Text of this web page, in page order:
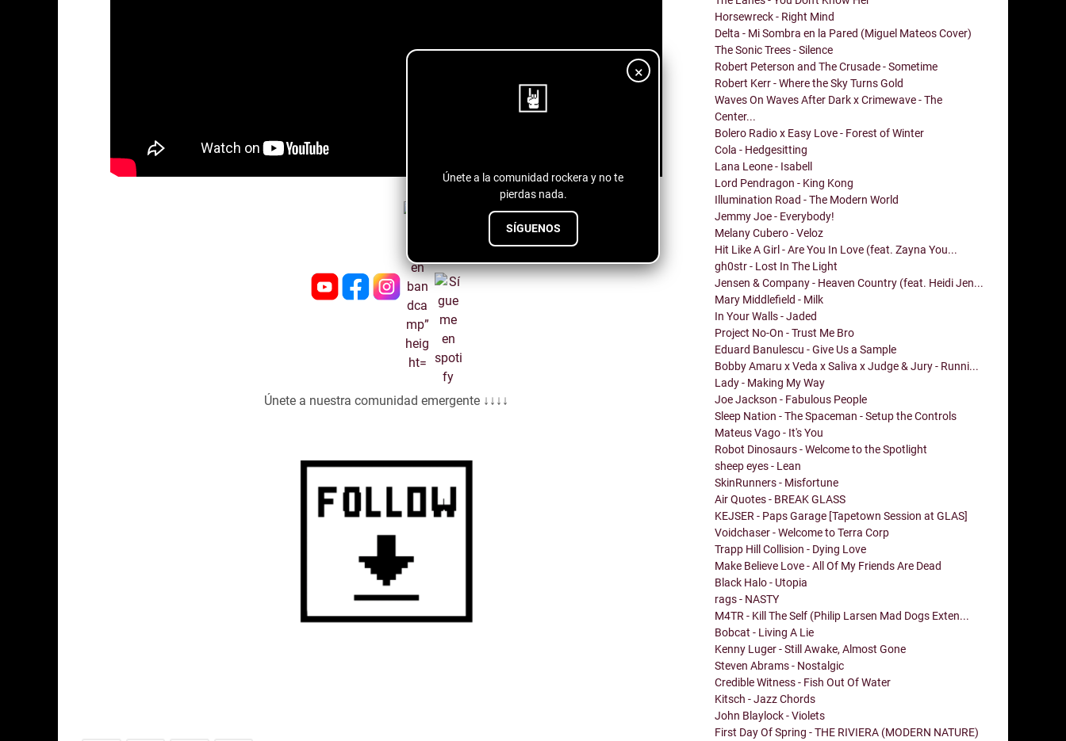
×
Únete a la comunidad rockera y no te
pierdas nada.
SÍGUENOS
Únete a nuestra comunidad emergente ↓↓↓↓
Horsewreck - Right Mind
Delta - Mi Sombra en la Pared (Miguel Mateos Cover)
The Sonic Trees - Silence
Robert Peterson and The Crusade - Sometime
Robert Kerr - Where the Sky Turns Gold
Waves On Waves After Dark x Crimewave - The
Center...
Bolero Radio x Easy Love - Forest of Winter
Cola - Hedgesitting
Lana Leone - Isabell
Lord Pendragon - King Kong
Illumination Road - The Modern World
Jemmy Joe - Everybody!
Melany Cubero - Veloz
Hit Like A Girl - Are You In Love (feat. Zayna You...
gh0str - Lost In The Light
Jensen & Company - Heaven Country (feat. Heidi Jen...
Mary Middlefield - Milk
In Your Walls - Jaded
Project No-On - Trust Me Bro
Eduard Banulescu - Give Us a Sample
Bobby Amaru x Veda x Saliva x Judge & Jury - Runni...
Lady - Making My Way
Joe Jackson - Fabulous People
Sleep Nation - The Spaceman - Setup the Controls
Mateus Vago - It's You
Robot Dinosaurs - Welcome to the Spotlight
sheep eyes - Lean
SkinRunners - Misfortune
Air Quotes - BREAK GLASS
KEJSER - Paps Garage [Tapetown Session at GLAS]
Voidchaser - Welcome to Terra Corp
Trapp Hill Collision - Dying Love
Make Believe Love - All Of My Friends Are Dead
Black Halo - Utopia
rags - NASTY
M4TR - Kill The Self (Philip Larsen Mad Dogs Exten...
Bobcat - Living A Lie
Kenny Luger - Still Awake, Almost Gone
Steven Abrams - Nostalgic
Credible Witness - Fish Out Of Water
Kitsch - Jazz Chords
John Blaylock - Violets
First Day Of Spring - THE RIVIERA (MODERN NATURE)